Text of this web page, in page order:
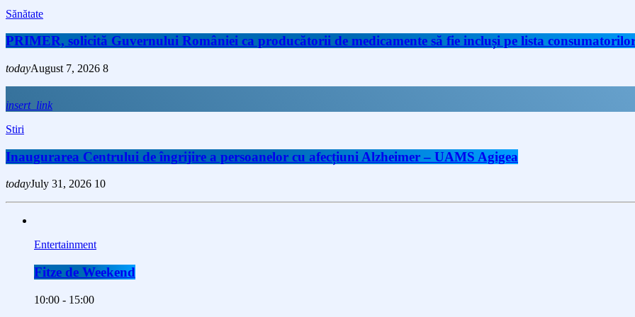
Sănătate
PRIMER, solicită Guvernului României ca producătorii de medicamente să fie incluși pe lista
todayAugust 7, 2026 8
insert_link
Stiri
Inaugurarea Centrului de îngrijire a persoanelor cu afecțiuni Alzheimer – UAMS Agigea
todayJuly 31, 2026 10
Entertainment
Fitze de Weekend
10:00 - 15:00